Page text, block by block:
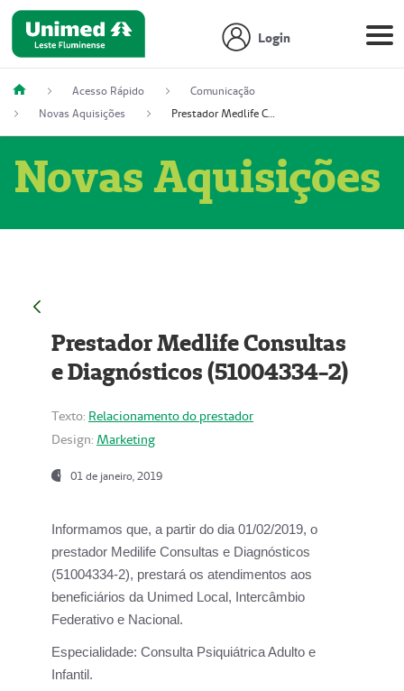
Login
Acesso Rápido
Comunicação
Novas Aquisições
Prestador Medlife Consultas e Diagnósticos (51004334-2)
Novas Aquisições
Prestador Medlife Consultas
e Diagnósticos (51004334-2)
Texto: Relacionamento do prestador
Design: Marketing
01 de janeiro, 2019
Informamos que, a partir do dia 01/02/2019, o
prestador Medilife Consultas e Diagnósticos
(51004334-2), prestará os atendimentos aos
beneficiários da Unimed Local, Intercâmbio
Federativo e Nacional.
Especialidade: Consulta Psiquiátrica Adulto e
Infantil.